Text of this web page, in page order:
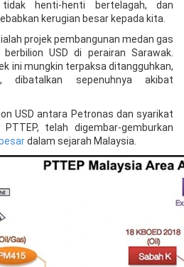
tidak henti-henti bertelagah, dan
kerugian besar kepada kita.
projek pembangunan medan gas
USD di perairan Sarawak.
ini mungkin terpaksa ditangguhkan,
sepenuhnya akibat
USD antara Petronas dan syarikat
telah digembar-gemburkan
dalam sejarah Malaysia.